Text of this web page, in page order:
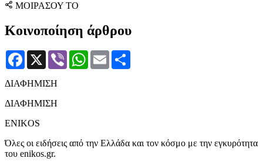
ΜΟΙΡΑΣΟΥ ΤΟ
Κοινοποίηση άρθρου
Facebook
X Viber WhatsApp
Email
ΔΙΑΦΗΜΙΣΗ
ΔΙΑΦΗΜΙΣΗ
ENIKOS
Όλες οι ειδήσεις από την Ελλάδα και τον κόσμο με την εγκυρότητα
του enikos.gr.